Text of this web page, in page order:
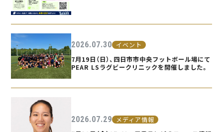
2026.07.30 イベント
7月19日（日）、四日市市中央フットボール場にて
PEAR LSラグビークリニックを開催しました。
2026.07.29 メディア情報